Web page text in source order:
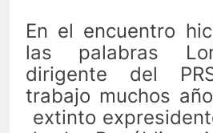
En el encuentro
las palabras
dirigente del
trabajo muchos
extinto